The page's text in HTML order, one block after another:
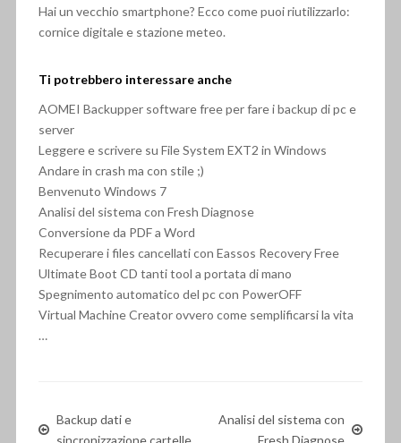
Hai un vecchio smartphone? Ecco come puoi riutilizzarlo:
cornice digitale e stazione meteo.
Ti potrebbero interessare anche
AOMEI Backupper software free per fare i backup di pc e
server
Leggere e scrivere su File System EXT2 in Windows
Andare in crash ma con stile ;)
Benvenuto Windows 7
Analisi del sistema con Fresh Diagnose
Conversione da PDF a Word
Recuperare i files cancellati con Eassos Recovery Free
Ultimate Boot CD tanti tool a portata di mano
Spegnimento automatico del pc con PowerOFF
Virtual Machine Creator ovvero come semplificarsi la vita
…
Backup dati e
sincronizzazione cartelle
Analisi del sistema con
Fresh Diagnose